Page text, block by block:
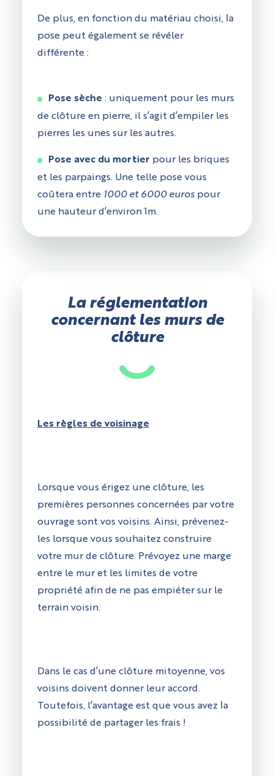
De plus, en fonction du matériau choisi, la
pose peut également se révéler
différente :
Pose sèche : uniquement pour les murs
de clôture en pierre, il s’agit d’empiler les
pierres les unes sur les autres.
Pose avec du mortier pour les briques
et les parpaings. Une telle pose vous
coûtera entre 1000 et 6000 eurospour
une hauteur d’environ 1m.
La réglementation
concernant les murs de
clôture
Les règles de voisinage
Lorsque vous érigez une clôture, les
premières personnes concernées par votre
ouvrage sont vos voisins. Ainsi, prévenez-
les lorsque vous souhaitez construire
votre mur de clôture. Prévoyez une marge
entre le mur et les limites de votre
propriété afin de ne pas empiéter sur le
terrain voisin.
Dans le cas d’une clôture mitoyenne, vos
voisins doivent donner leur accord.
Toutefois, l’avantage est que vous avez la
possibilité de partager les frais !